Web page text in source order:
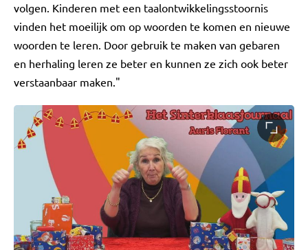
volgen. Kinderen met een taalontwikkelingsstoornis
vinden het moeilijk om op woorden te komen en nieuwe
woorden te leren. Door gebruik te maken van gebaren
en herhaling leren ze beter en kunnen ze zich ook beter
verstaanbaar maken."